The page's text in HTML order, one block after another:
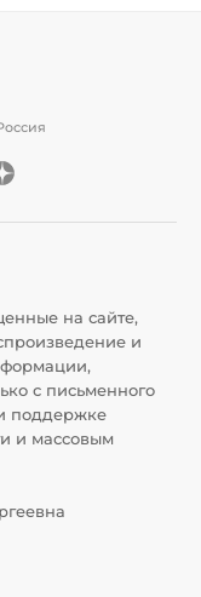
на сайте,
и
с письменного
поддержке
и массовым